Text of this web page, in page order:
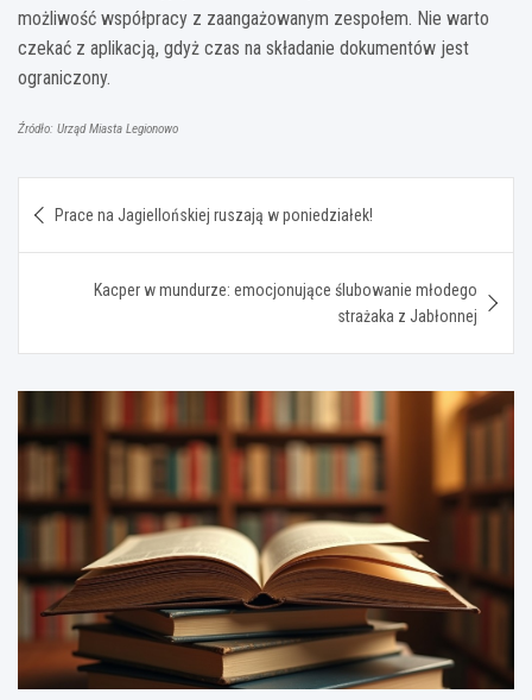
możliwość współpracy z zaangażowanym zespołem. Nie warto
czekać z aplikacją, gdyż czas na składanie dokumentów jest
ograniczony.
Źródło: Urząd Miasta Legionowo
wpisu
Prace na Jagiellońskiej ruszają w poniedziałek!
Kacper w mundurze: emocjonujące ślubowanie młodego
strażaka z Jabłonnej